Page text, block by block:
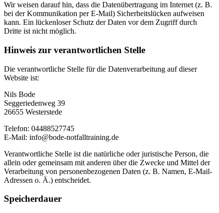
Wir weisen darauf hin, dass die Datenübertragung im Internet (z. B.
bei der Kommunikation per E-Mail) Sicherheitslücken aufweisen
kann. Ein lückenloser Schutz der Daten vor dem Zugriff durch
Dritte ist nicht möglich.
Hinweis zur verantwortlichen Stelle
Die verantwortliche Stelle für die Datenverarbeitung auf dieser
Website ist:
Nils Bode
Seggeriedenweg 39
26655 Westerstede
Telefon: 04488527745
E-Mail: info@bode-notfalltraining.de
Verantwortliche Stelle ist die natürliche oder juristische Person, die
allein oder gemeinsam mit anderen über die Zwecke und Mittel der
Verarbeitung von personenbezogenen Daten (z. B. Namen, E-Mail-
Adressen o. Ä.) entscheidet.
Speicherdauer